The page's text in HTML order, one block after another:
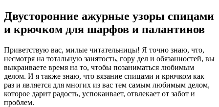
Двусторонние ажурные узоры спицами
и крючком для шарфов и палантинов
Приветствую вас, милые читательницы! Я точно знаю, что,
несмотря на тотальную занятость, гору дел и обязанностей, вы
выкраиваете время на то, чтобы позаниматься любимым
делом. И я также знаю, что вязание спицами и крючком как
раз и является для многих из вас тем самым любимым делом,
которое дарит радость, успокаивает, отвлекает от забот и
проблем.